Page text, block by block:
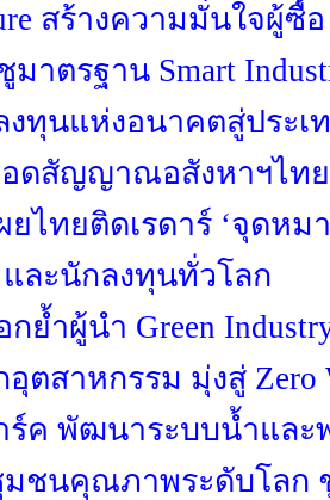
สร้างความมั่นใจผู้ซื้อ
มาตรฐาน Smart
งทุนแห่งอนาคตสู่ประเ
ดสัญญาณอสังหาฯไท
ยไทยติดเรดาร์ ‘จุดห
ละนักลงทุนทั่วโลก
กย้ำผู้นำ Green
ตสาหกรรม มุ่งสู่ Zero
ร์ค พัฒนาระบบน้ำและ
ชนคุณภาพระดับโลก ชู